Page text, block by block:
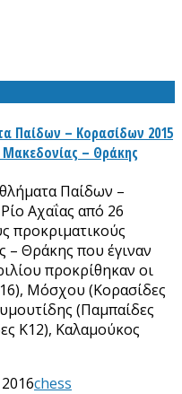
Παίδων – Κορασίδων 2015
Μακεδονίας – Θράκης
Παίδων –
Αχαΐας από 26
προκριματικούς
– Θράκης που έγιναν
προκρίθηκαν οι
Μόσχου (Κορασίδες
(Παμπαίδες
Κ12), Καλαμούκος
chess